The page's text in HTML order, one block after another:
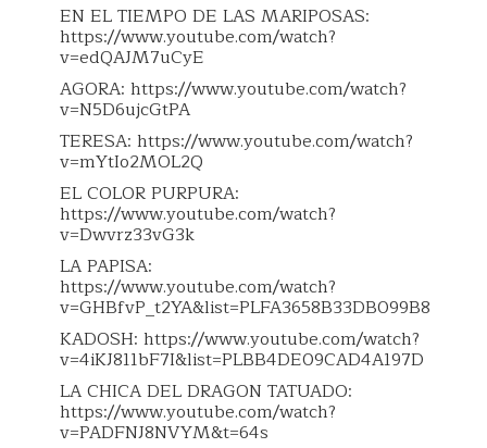
EN EL TIEMPO DE LAS MARIPOSAS:
https://www.youtube.com/watch?
v=edQAJM7uCyE
AGORA: https://www.youtube.com/watch?
v=N5D6ujcGtPA
TERESA: https://www.youtube.com/watch?
v=mYtIo2MOL2Q
EL COLOR PURPURA:
https://www.youtube.com/watch?
v=Dwvrz33vG3k
LA PAPISA:
https://www.youtube.com/watch?
v=GHBfvP_t2YA&list=PLFA3658B33DB099B8
KADOSH: https://www.youtube.com/watch?
v=4iKJ811bF7I&list=PLBB4DE09CAD4A197D
LA CHICA DEL DRAGON TATUADO:
https://www.youtube.com/watch?
v=PADFNJ8NVYM&t=64s